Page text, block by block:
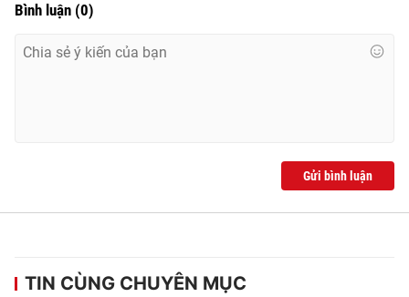
Bình luận (0)
Gửi bình luận
TIN CÙNG CHUYÊN MỤC